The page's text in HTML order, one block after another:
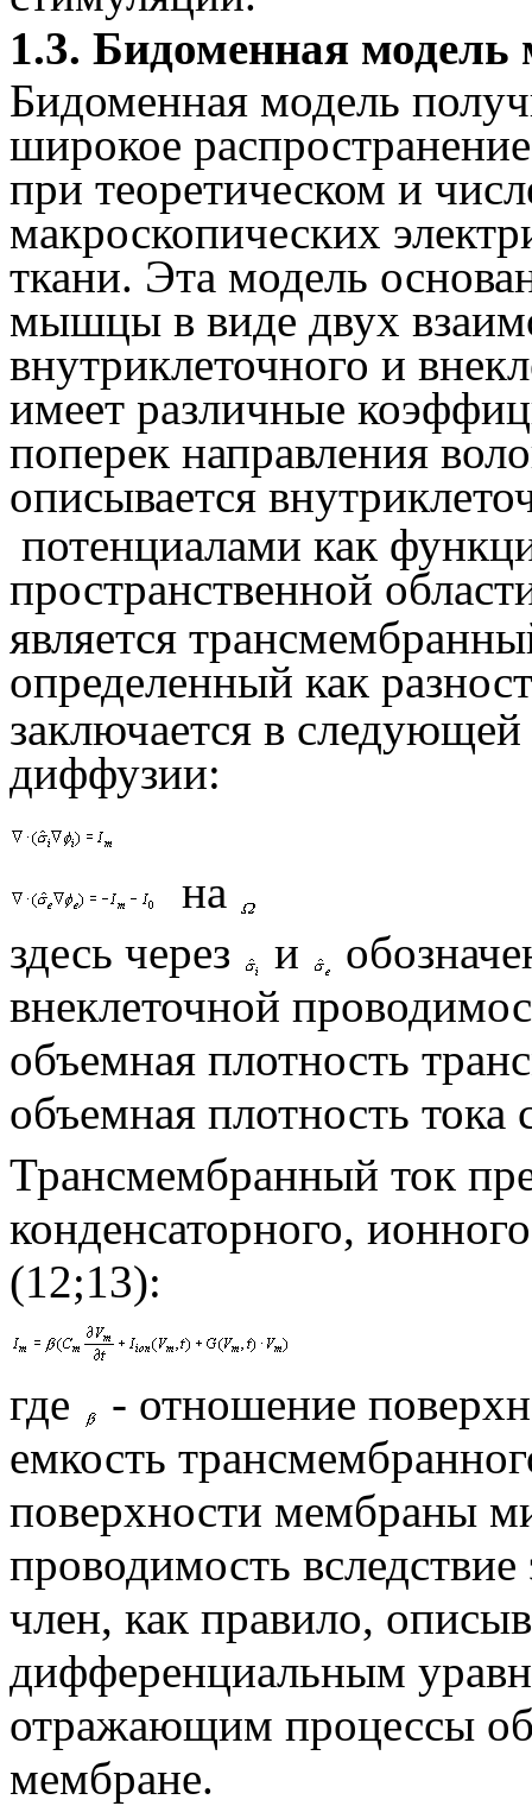
1.3. Бидоменная модель
Бидоменная модель
широкое
при теоретическом и
макроскопических
ткани. Эта модель
мышцы в виде двух
внутриклеточного и
имеет различные
поперек направления
описывается
потенциалами как
пространственной
является
определенный как
заключается в
диффузии:
на
здесь через
и
внеклеточной
объемная плотность
объемная плотность тока
Трансмембранный ток
конденсаторного,
(12;13):
где
- отношение
емкость
поверхности мембраны
проводимость
член, как правило,
дифференциальным
отражающим процессы
мембране.